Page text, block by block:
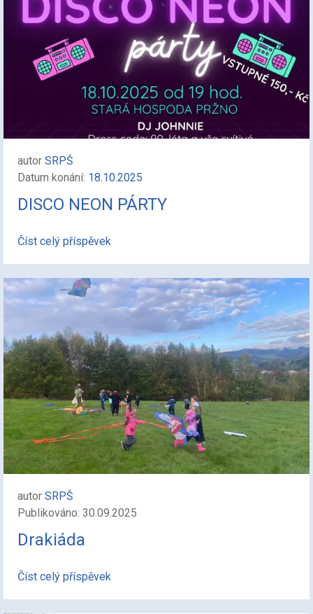
autor SRPŠ
Datum konání: 18.10.2025
DISCO NEON PÁRTY
Číst celý příspěvek
autor SRPŠ
Publikováno: 30.09.2025
Drakiáda
Číst celý příspěvek